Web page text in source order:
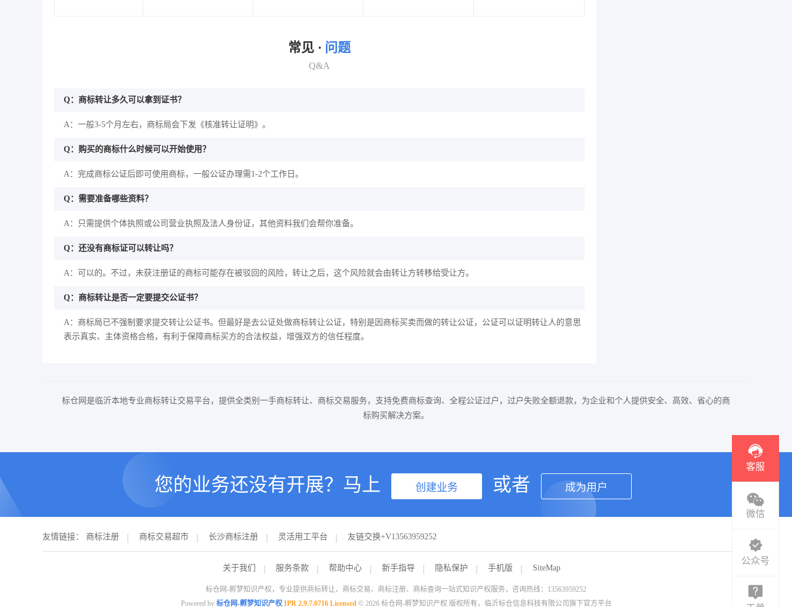
常见 · 问题
Q&A
Q：商标转让多久可以拿到证书？
A：一般3-5个月左右，商标局会下发《核准转让证明》。
Q：购买的商标什么时候可以开始使用？
A：完成商标公证后即可使用商标，一般公证办理需1-2个工作日。
Q：需要准备哪些资料？
A：只需提供个体执照或公司营业执照及法人身份证，其他资料我们会帮你准备。
Q：还没有商标证可以转让吗？
A：可以的。不过，未获注册证的商标可能存在被驳回的风险，转让之后，这个风险就会由转让方转移给受让方。
Q：商标转让是否一定要提交公证书？
A：商标局已不强制要求提交转让公证书。但最好是去公证处做商标转让公证，特别是因商标买卖而做的转让公证，公证可以证明转让人的意思
表示真实、主体资格合格，有利于保障商标买方的合法权益，增强双方的信任程度。
标仓网是临沂本地专业商标转让交易平台，提供全类别一手商标转让、商标交易服务，支持免费商标查询、全程公证过户，过户失败全额退款，为企业和个人提供安全、高效、省心的商
标购买解决方案。
您的业务还没有开展？马上 创建业务 或者 成为用户
友情链接： 商标注册 商标交易超市 长沙商标注册 灵活用工平台 友链交换+V13563959252
关于我们 服务条款 帮助中心 新手指导 隐私保护 手机版 SiteMap
标仓网-孵梦知识产权，专业提供商标转让、商标交易、商标注册、商标查询一站式知识产权服务，咨询热线：13563959252
Powered by 标仓网-孵梦知识产权 IPR 2.9.7.0716 Licensed © 2026 标仓网-孵梦知识产权 版权所有，临沂标仓信息科技有限公司旗下官方平台
客服
微信
公众号